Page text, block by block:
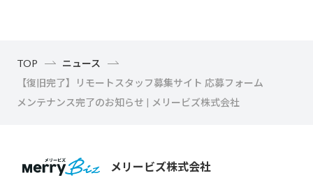
TOP
ニュース
【復旧完了】リモートスタッフ募集サイト 応募フォーム
メンテナンス完了のお知らせ | メリービズ株式会社
メリービズ株式会社